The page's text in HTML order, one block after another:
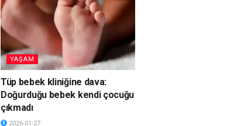
YAŞAM
Tüp bebek kliniğine dava:
Doğurduğu bebek kendi çocuğu
çıkmadı
2026-01-27